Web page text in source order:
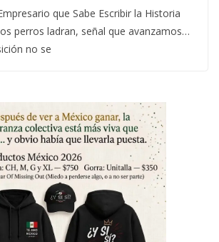
que Sabe Escribir la Historia
perros ladran, señal que avanzamos…
no se